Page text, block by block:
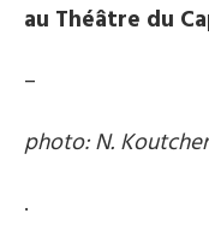
au Théâtre du
–
photo: N.
.